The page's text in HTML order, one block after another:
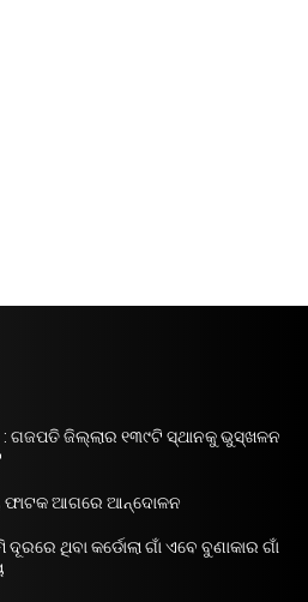
: ଗଜପତି ଜିଲ୍ଲାର ୧୩୯ଟି ସ୍ଥାନକୁ ଭୁସ୍ଖଳନ
ଫାଟକ ଆଗରେ ଆନ୍ଦୋଳନ
ଥିବା କର୍ଡୋଲା ଗାଁ ଏବେ ବୁଣାକାର ଗାଁ